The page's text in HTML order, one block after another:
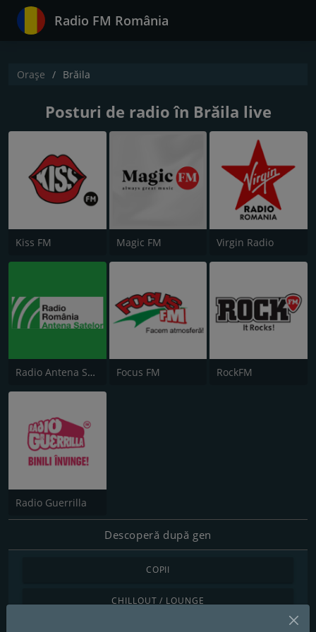
Radio FM România
Orașe Brăila
Posturi de radio în Brăila live
Kiss FM Magic FM Virgin Radio
Radio Antena Satelor Focus FM RockFM
Radio Guerrilla
Descoperă după gen
COPII
CHILLOUT / LOUNGE